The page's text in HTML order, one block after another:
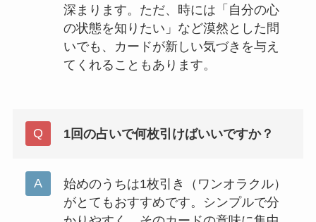
深まります。ただ、時には「自分の心
の状態を知りたい」など漠然とした問
いでも、カードが新しい気づきを与え
てくれることもあります。
1回の占いで何枚引けばいいですか？
始めのうちは1枚引き（ワンオラクル）
がとてもおすすめです。シンプルで分